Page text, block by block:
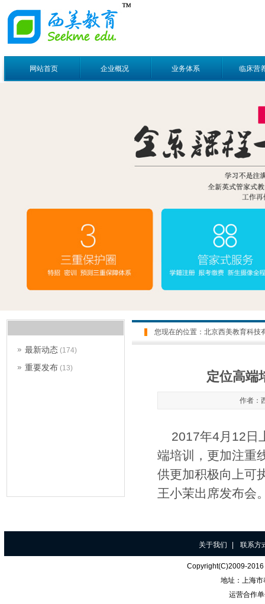
网站首页 企业概况 业务体系 临床营
您现在的位置： 北京西美教育科技
定位高端
作者：
2017年4月12 日
端培训，更加注重
供更加积极向上可
王小茉出席发布会
最新动态 (174)
重要发布 (13)
Copyright(C)2009-2016
地址： 上海
运营合作
关于我们 联系方